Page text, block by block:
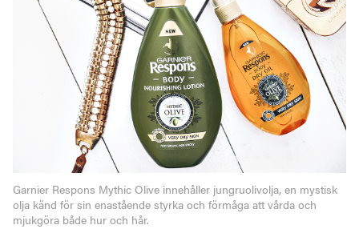
Garnier Respons Mythic Olive innehåller jungruolivolja, en mystisk
olja känd för sin enastående styrka och förmåga att vårda och
mjukgöra både hur och hår.